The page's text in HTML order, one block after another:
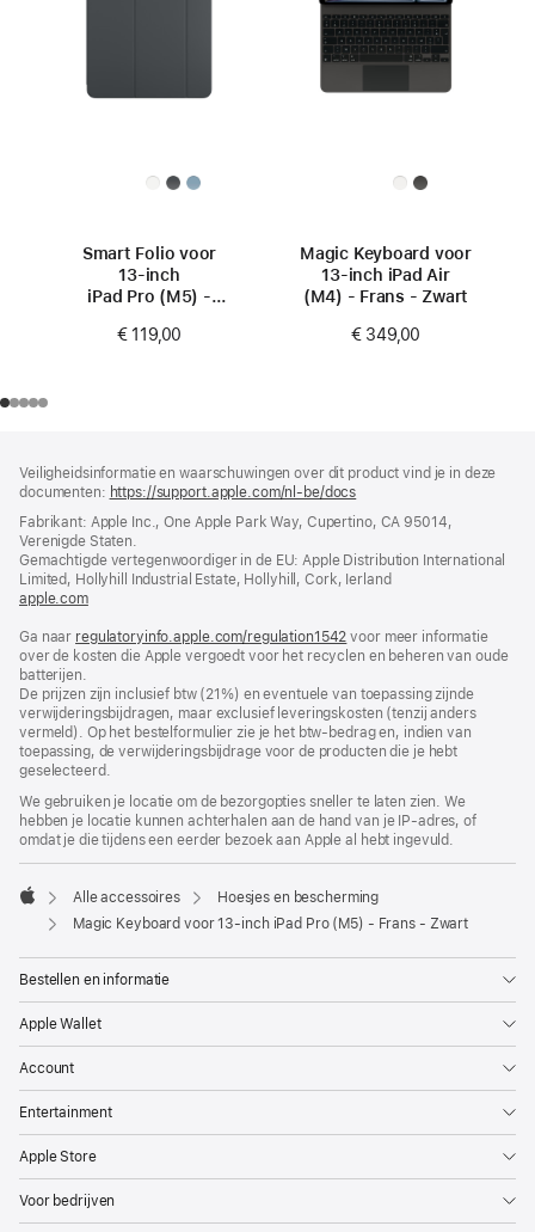
Smart Folio voor
13‑inch
iPad Pro (M5) -
€ 119,00
Magic Keyboard voor
13‑inch iPad Air
(M4) - Frans - Zwart
€ 349,00
Veiligheidsinformatie en waarschuwingen over dit product vind je in deze
documenten: https://support.apple.com/nl-be/docs
nieuw
geopend)
Fabrikant: Apple Inc., One Apple Park Way, Cupertino, CA 95014,
Verenigde Staten.
Gemachtigde vertegenwoordiger in de EU: Apple Distribution International
Limited, Hollyhill Industrial Estate, Hollyhill, Cork, Ierland
apple.com(wordt
nieuw
venster
Ga naar regulatoryinfo.apple.com/regulation1542 (wordt
in
venster
geopend)
voor meer informatie
over de kosten die Apple vergoedt voor het recyclen en beheren van oude
batterijen.
De prijzen zijn inclusief btw (21%) en eventuele van toepassing zijnde
verwijderingsbijdragen, maar exclusief leveringskosten (tenzij anders
vermeld). Op het bestelformulier zie je het btw-bedrag en, indien van
toepassing, de verwijderingsbijdrage voor de producten die je hebt
geselecteerd.
We gebruiken je locatie om de bezorgopties sneller te laten zien. We
hebben je locatie kunnen achterhalen aan de hand van je IP-adres, of
omdat je die tijdens een eerder bezoek aan Apple al hebt ingevuld.
Apple
Alle accessoires
Hoesjes en bescherming
Magic Keyboard voor 13‑inch iPad Pro (M5) - Frans - Zwart
Bestellen en informatie
Apple Wallet
Account
Entertainment
Apple Store
Voor bedrijven